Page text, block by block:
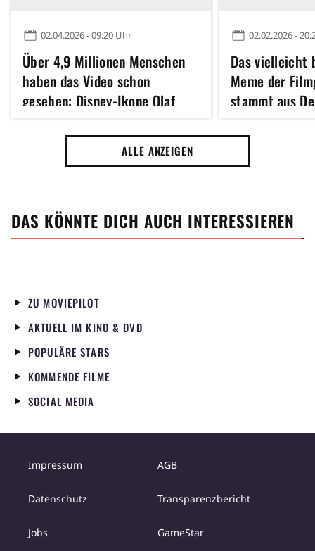
02.04.2026 - 09:20 Uhr
Über 4,9 Millionen Menschen
haben das Video schon
gesehen: Disney-Ikone Olaf
erlebt den schlimmsten Tag
ihres Lebens
02.02.2026 -
Das vielleicht
Meme der
stammt aus
Ringe, und
Sean Bean
nicht merken
ALLE ANZEIGEN
DAS KÖNNTE DICH AUCH INTERESSIEREN
ZU MOVIEPILOT
AKTUELL IM KINO & DVD
POPULÄRE STARS
KOMMENDE FILME
SOCIAL MEDIA
Impressum AGB
Datenschutz Transparenzbericht
Jobs GameStar